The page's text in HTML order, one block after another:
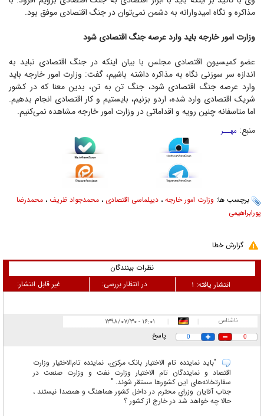
مذاکره و نگاه امیدوارانه به دشمن نمی‌توان در جنگ اقتصادی موفق بود.
وزارت امور خارجه باید وارد عرصه جنگ اقتصادی شود
عضو کمیسیون اقتصادی مجلس با بیان اینکه در جنگ اقتصادی نباید به
اندازه سر سوزنی نگاه به مذاکره داشته باشیم، گفت: وزارت امور خارجه باید
وارد عرصه جنگ اقتصادی شود، جنگ تن به تن، بدین معنا که در کشور
شریک اقتصادی وارد شده، اردو بزنیم، بایستیم و کار اقتصادی انجام بدهیم.
اما متاسفانه چنین رویه و اقداماتی در وزارت امور خارجه مشاهده نمی‌کنیم.
منبع: مهـــر
برچسب ها: وزارت امور خارجه ، دیپلماسی اقتصادی ، محمدجواد ظریف ، محمدرضا
پورابراهیمی
گزارش خطا
نظرات بینندگان
غیر قابل انتشار:
در انتظار بررسی: انتشار یافته: ۱
ناشناس ۱۶:۰۱ - ۱۳۹۸/۰۷/۳۰
0
0 پاسخ
"باید نماینده تام الاختیار بانک مرکزی، نماینده تام‌الاختیار وزارت
اقتصاد و نمایندگان تام الاختیار وزارت نفت و وزارت صنعت در
سفارتخانه‌های این کشور‌ها مستقر شوند. "
جناب آقايان وزراي محترم در داخل كشور هماهنگ و همصدا نيستند ،
حالا چه خواهد شد در خارج از كشور ؟